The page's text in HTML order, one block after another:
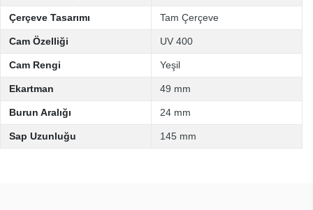
Çerçeve Tasarımı Tam Çerçeve
Cam Özelliği UV 400
Cam Rengi Yeşil
Ekartman 49 mm
Burun Aralığı 24 mm
Sap Uzunluğu 145 mm